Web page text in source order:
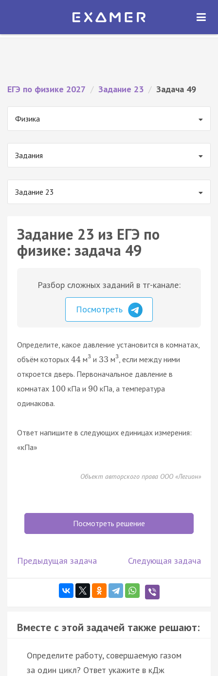
Экзамер — ЕГЭ 2027
ОТКРЫТЬ
ЕГЭ по физике 2027 / Задание 23 / Задача 49
Физика
Задания
Задание 23
Задание 23 из ЕГЭ по
физике: задача 49
Разбор сложных заданий в тг-канале:
Посмотреть
Определите, какое давление установится в комнатах,
объём которых 44 м3 и 33 м3 , если между ними
откроется дверь. Первоначальное давление в
комнатах 100 кПа и 90 кПа, а температура
одинакова.
Ответ напишите в следующих единицах измерения:
«кПа»
Объект авторского права ООО «Легион»
Посмотреть решение
Предыдущая задача Следующая задача
Вместе с этой задачей также решают:
Определите работу, совершаемую газом
за один цикл? Ответ укажите в кДж